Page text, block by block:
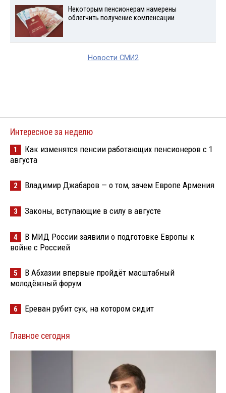
Некоторым пенсионерам намерены
облегчить получение компенсации
Новости СМИ2
Интересное за неделю
1
Как изменятся пенсии работающих пенсионеров с 1
августа
2 Владимир Джабаров — о том, зачем Европе Армения
3 Законы, вступающие в силу в августе
4
В МИД России заявили о подготовке Европы к
войне с Россией
5
В Абхазии впервые пройдёт масштабный
молодёжный форум
6 Ереван рубит сук, на котором сидит
Главное сегодня